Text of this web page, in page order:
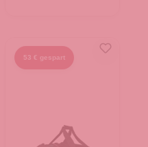
53 € gespart